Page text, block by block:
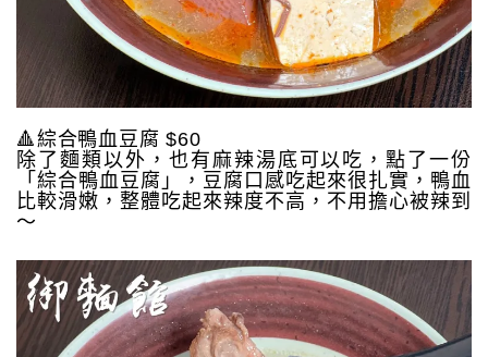
🔺綜合鴨血豆腐 $60
除了麵類以外，也有麻辣湯底可以吃，點了一份
「綜合鴨血豆腐」，豆腐口感吃起來很扎實，鴨血
比較滑嫩，整體吃起來辣度不高，不用擔心被辣到
～